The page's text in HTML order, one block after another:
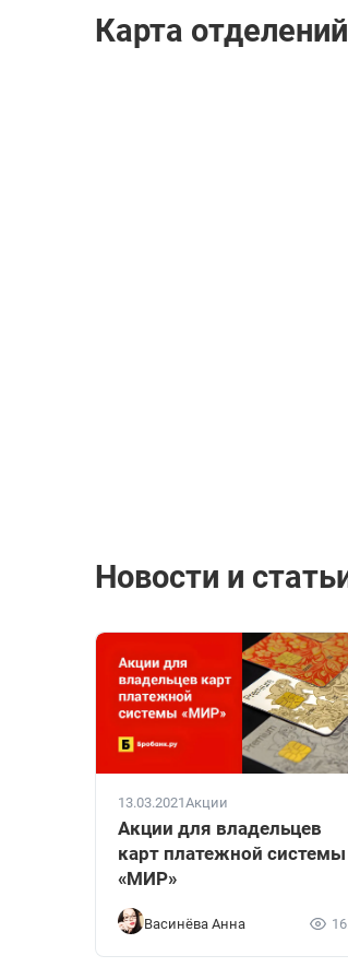
Карта
Новости и
13.03.2021Акции
Акции для владельцев
карт платежной системы
«МИР»
Васинёва Анна